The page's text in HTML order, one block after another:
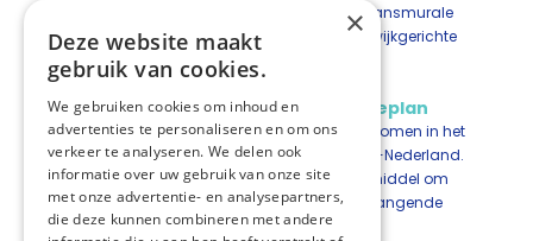
inspiratiebijeenkomsten, teamoverleggen of transmurale
overlegvormen zoals PaTz-groepen, MDO’s of wijkgerichte
samenwerkingen.
Onderdeel van het IZA-transformatieplan
De visie op palliatieve zorg is bovendien opgenomen in het
IZA-transformatieplan Palliatieve Zorg Midden-Nederland.
Daarmee vormt dit filmpje een praktisch hulpmiddel om
samen verder te bouwen aan goede, samenhangende
palliatieve zorg in onze regio.
×
Deze website maakt
gebruik van cookies.
We gebruiken cookies om inhoud en
advertenties te personaliseren en om ons
verkeer te analyseren. We delen ook
informatie over uw gebruik van onze site
met onze advertentie- en analysepartners,
die deze kunnen combineren met andere